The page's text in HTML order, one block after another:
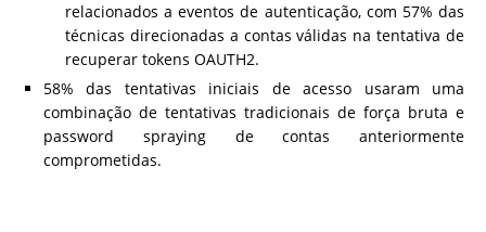
relacionados a eventos de autenticação, com 57% das
técnicas direcionadas a contas válidas na tentativa de
recuperar tokens OAUTH2.
58% das tentativas iniciais de acesso usaram uma
combinação de tentativas tradicionais de força bruta e
password spraying de contas anteriormente
comprometidas.